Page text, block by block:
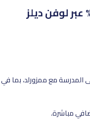
مع ممزورلد، بما في